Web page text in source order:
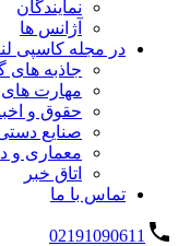
نمایندگان
آژانس ها
در مجله کاسپی
جاذبه های
مهارت
حقوق و
صنایع
معماری و
اتاق خبر
تماس با ما
02191090611